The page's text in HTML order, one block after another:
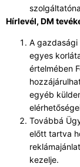
Hírlevél, DM
A
egyes
értelmében
egyéb
Továbbá
előtt tartva
kezelje.